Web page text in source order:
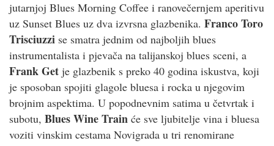
jutarnjoj Blues Morning Coffee i ranovečernjem aperitivu
uz Sunset Blues uz dva izvrsna glazbenika. Franco Toro
Trisciuzzi se smatra jednim od najboljih blues
instrumentalista i pjevača na talijanskoj blues sceni, a
Frank Get je glazbenik s preko 40 godina iskustva, koji
je sposoban spojiti glagole bluesa i rocka u njegovim
brojnim aspektima. U popodnevnim satima u četvrtak i
subotu, Blues Wine Train će sve ljubitelje vina i bluesa
voziti vinskim cestama Novigrada u tri renomirane